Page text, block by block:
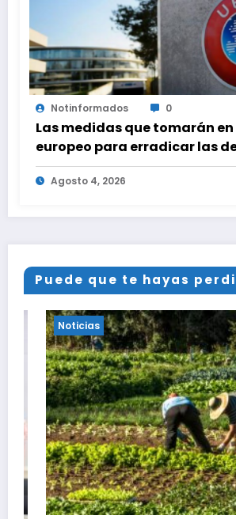
Notinformados 0
Las medidas que tomarán
europeo para erradicar las
Agosto 4, 2026
Puede que te hayas
Noticias